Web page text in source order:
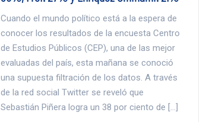
Cuando el mundo político está a la espera de
conocer los resultados de la encuesta Centro
de Estudios Públicos (CEP), una de las mejor
evaluadas del país, esta mañana se conoció
una supuesta filtración de los datos. A través
de la red social Twitter se reveló que
Sebastián Piñera logra un 38 por ciento de […]